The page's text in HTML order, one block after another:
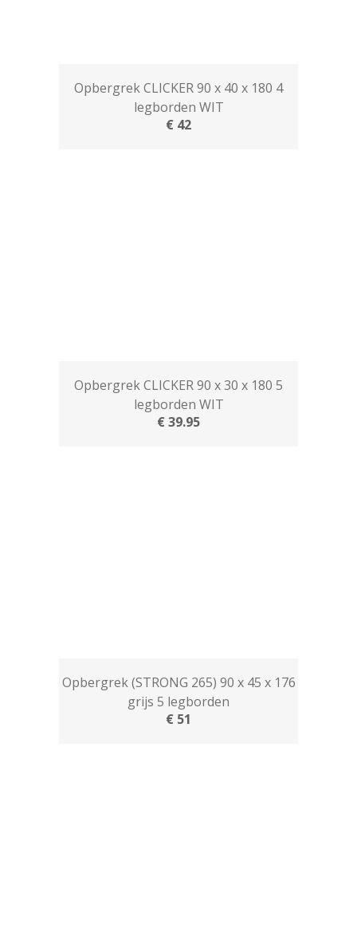
Opbergrek CLICKER 90 x 40 x 180 4
legborden WIT
€ 42
Opbergrek CLICKER 90 x 30 x 180 5
legborden WIT
€ 39.95
Opbergrek (STRONG 265) 90 x 45 x 176
grijs 5 legborden
€ 51